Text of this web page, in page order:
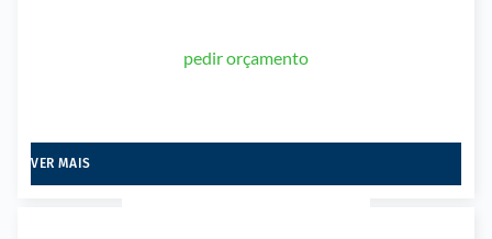
pedir orçamento
VER MAIS